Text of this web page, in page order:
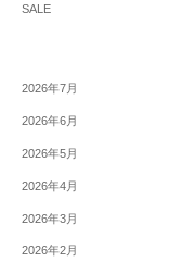
SALE
2026年7月
2026年6月
2026年5月
2026年4月
2026年3月
2026年2月